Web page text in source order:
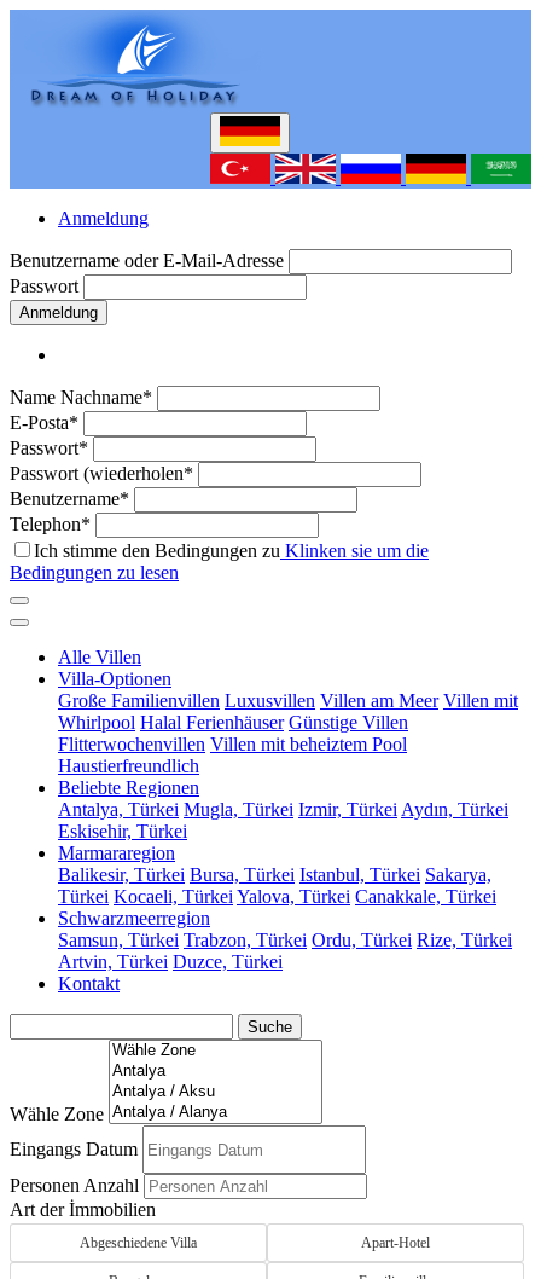
Anmeldung
Benutzername oder E-Mail-Adresse
Passwort
Anmeldung
Name Nachname*
E-Posta*
Passwort*
Passwort (wiederholen*
Benutzername*
Telephon*
Ich stimme den Bedingungen zu Klinken sie um die
Bedingungen zu lesen
Alle Villen
Villa-Optionen
Große Familienvillen Luxusvillen Villen am Meer Villen mit
Whirlpool Halal Ferienhäuser Günstige Villen
Flitterwochenvillen Villen mit beheiztem Pool
Haustierfreundlich
Beliebte Regionen
Antalya, Türkei Mugla, Türkei Izmir, Türkei Aydın, Türkei
Eskisehir, Türkei
Marmararegion
Balikesir, Türkei Bursa, Türkei Istanbul, Türkei Sakarya,
Türkei Kocaeli, Türkei Yalova, Türkei Canakkale, Türkei
Schwarzmeerregion
Samsun, Türkei Trabzon, Türkei Ordu, Türkei Rize, Türkei
Artvin, Türkei Duzce, Türkei
Kontakt
Suche
Wähle Zone
Eingangs Datum
Personen Anzahl
Art der İmmobilien
Abgeschiedene Villa Apart-Hotel